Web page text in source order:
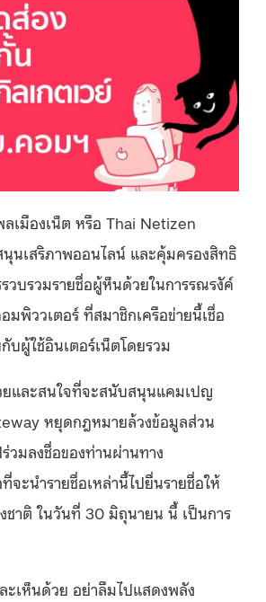
ลเมืองเน็ต หรือ Thai Netizen
นเสริภาพออนไลน์ และคุ้มครองสิทธิ
วบรวมรายชื่อผู้ห็นด้วยในการรณรงัค์
มพิววเตอร์ ที่สมาชิกเครือข่ายนี้เชื่อ
บผู้ใช้อินเตอร์เน็ตโดยรวม
ยและสนใจที่จะสนับสนุนแคมเปญ
หยุดกฎหมายล้วงข้อมูลส่วน
วมลงชื่อของท่านผ่านทาง
จะนำรายชื่อเหล่านี้ไปยื่นรายชื่อให้
าติ ในวันที่ 30 มิถุนายน นี้ เป็นการ
เห็นด้วย อย่าลืมไปแสดงพลัง